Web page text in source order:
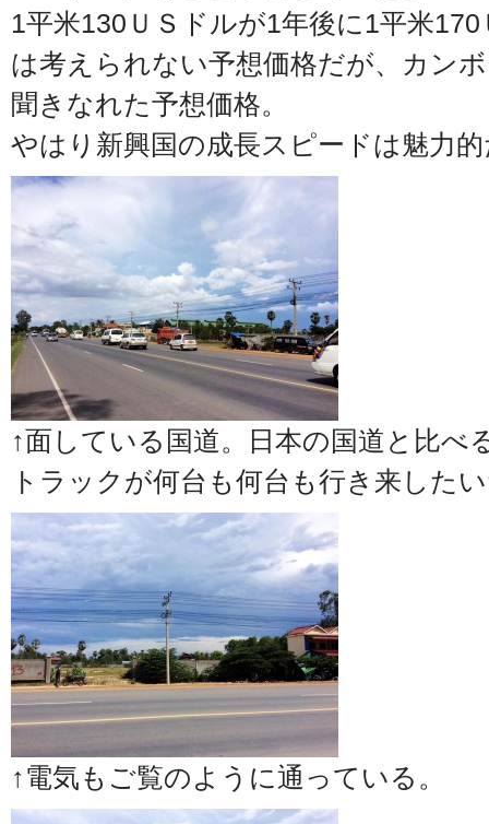
1平米130ＵＳドルが1年後に1平米
は考えられない予想価格だが、カン
聞きなれた予想価格。
やはり新興国の成長スピードは魅力
↑面している国道。日本の国道と比べ
トラックが何台も何台も行き来した
↑電気もご覧のように通っている。